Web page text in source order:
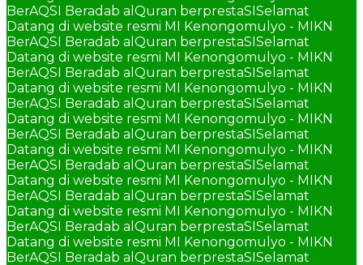
BerAQSI Beradab alQuran berprestaSISelamat
Datang di website resmi MI Kenongomulyo - MIKN
BerAQSI Beradab alQuran berprestaSISelamat
Datang di website resmi MI Kenongomulyo - MIKN
BerAQSI Beradab alQuran berprestaSISelamat
Datang di website resmi MI Kenongomulyo - MIKN
BerAQSI Beradab alQuran berprestaSISelamat
Datang di website resmi MI Kenongomulyo - MIKN
BerAQSI Beradab alQuran berprestaSISelamat
Datang di website resmi MI Kenongomulyo - MIKN
BerAQSI Beradab alQuran berprestaSISelamat
Datang di website resmi MI Kenongomulyo - MIKN
BerAQSI Beradab alQuran berprestaSISelamat
Datang di website resmi MI Kenongomulyo - MIKN
BerAQSI Beradab alQuran berprestaSISelamat
Datang di website resmi MI Kenongomulyo - MIKN
BerAQSI Beradab alQuran berprestaSISelamat